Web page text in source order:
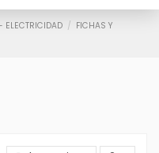
ELECTRICIDAD
FICHAS Y